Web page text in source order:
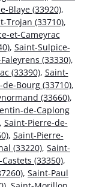
Blaye (33920),
Trojan (33710),
et-Cameyrac
, Saint-Sulpice-
(33330),
(33390), Saint-
Bourg (33710),
(33660),
de-Caplong
Saint-Pierre-de-
, Saint-Pierre-
(33220), Saint-
(33350),
, Saint-Paul